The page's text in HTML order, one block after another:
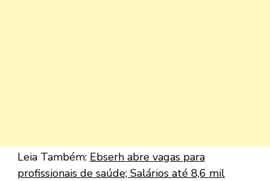
Leia Também: Ebserh abre vagas para
profissionais de saúde; Salários até 8,6 mil